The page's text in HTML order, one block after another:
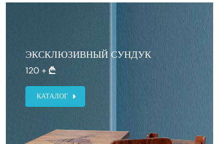
ЭКСКЛЮЗИВНЫЙ СУНДУК
120 +
КАТАЛОГ